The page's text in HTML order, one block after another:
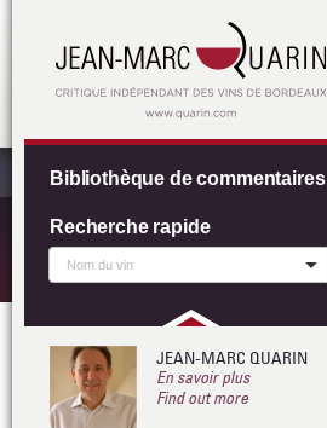
Bibliothèque de commentaires
Recherche rapide
JEAN-MARC QUARIN
En savoir plus
Find out more